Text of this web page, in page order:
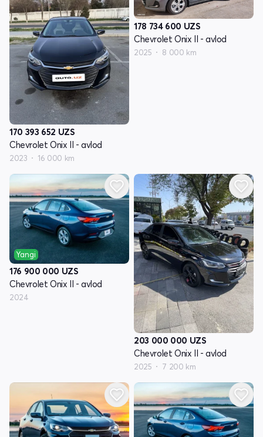
170 393 652 UZS
Chevrolet Onix II - avlod
2023 16 000 km
178 734 600 UZS
Chevrolet Onix II - avlod
2025 8 000 km
Yangi
176 900 000 UZS
Chevrolet Onix II - avlod
2024
203 000 000 UZS
Chevrolet Onix II - avlod
2025 7 200 km